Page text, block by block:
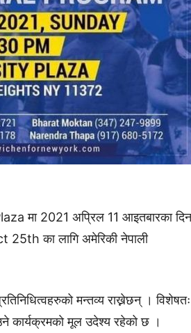
मा 2021 अप्रिल 11 आइतबारका दिन
का लागि अमेरिकी नेपाली
मन्तव्य राख्नेछन् । विशेषतः
कार्यक्रमकाे मूल उदेश्य रहेको छ ।